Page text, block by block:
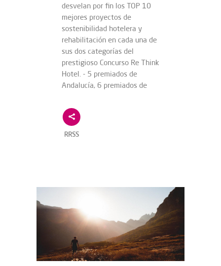
desvelan por fin los TOP 10
mejores proyectos de
sostenibilidad hotelera y
rehabilitación en cada una de
sus dos categorías del
prestigioso Concurso Re Think
Hotel. - 5 premiados de
Andalucía, 6 premiados de
RRSS